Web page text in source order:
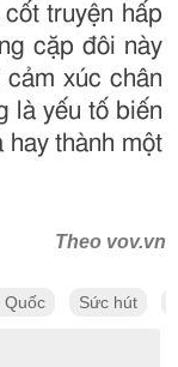
truyện hấp
cặp đôi này
xúc chân
là yếu tố biến
thành một
Theo vov.vn
Quốc Sức hút